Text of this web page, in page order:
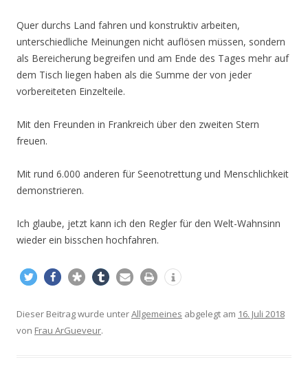
Quer durchs Land fahren und konstruktiv arbeiten,
unterschiedliche Meinungen nicht auflösen müssen, sondern
als Bereicherung begreifen und am Ende des Tages mehr auf
dem Tisch liegen haben als die Summe der von jeder
vorbereiteten Einzelteile.
Mit den Freunden in Frankreich über den zweiten Stern
freuen.
Mit rund 6.000 anderen für Seenotrettung und Menschlichkeit
demonstrieren.
Ich glaube, jetzt kann ich den Regler für den Welt-Wahnsinn
wieder ein bisschen hochfahren.
Dieser Beitrag wurde unterAllgemeines abgelegt am 16. Juli 2018
von Frau ArGueveur.